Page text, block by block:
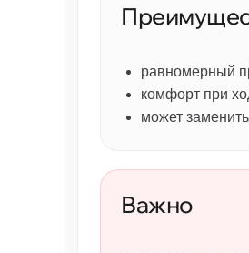
равномерный
комфорт при
может
Важно